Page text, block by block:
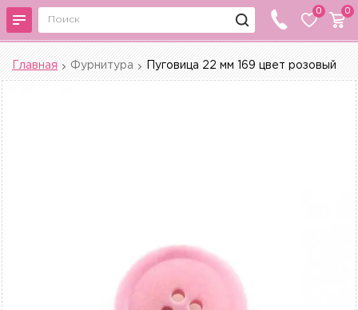
0 0
Главная Фурнитура Пуговица 22 мм 169 цвет розовый